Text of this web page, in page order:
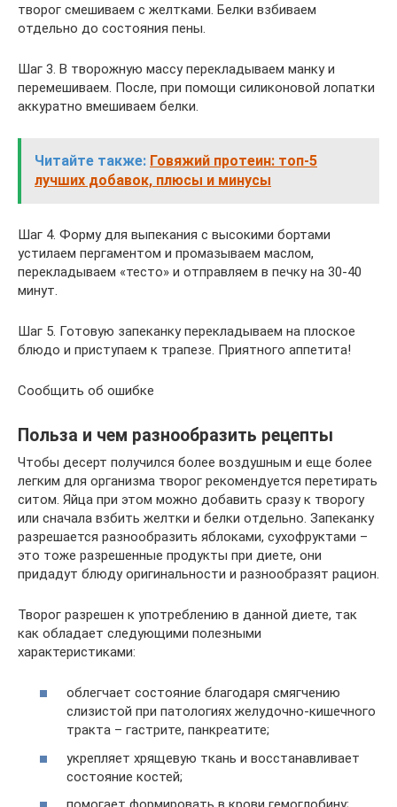
творог смешиваем с желтками. Белки взбиваем
отдельно до состояния пены.
Шаг 3. В творожную массу перекладываем манку и
перемешиваем. После, при помощи силиконовой лопатки
аккуратно вмешиваем белки.
Читайте также: Говяжий протеин: топ-5
лучших добавок, плюсы и минусы
Шаг 4. Форму для выпекания с высокими бортами
устилаем пергаментом и промазываем маслом,
перекладываем «тесто» и отправляем в печку на 30-40
минут.
Шаг 5. Готовую запеканку перекладываем на плоское
блюдо и приступаем к трапезе. Приятного аппетита!
Сообщить об ошибке
Польза и чем разнообразить рецепты
Чтобы десерт получился более воздушным и еще более
легким для организма творог рекомендуется перетирать
ситом. Яйца при этом можно добавить сразу к творогу
или сначала взбить желтки и белки отдельно. Запеканку
разрешается разнообразить яблоками, сухофруктами –
это тоже разрешенные продукты при диете, они
придадут блюду оригинальности и разнообразят рацион.
Творог разрешен к употреблению в данной диете, так
как обладает следующими полезными
характеристиками:
облегчает состояние благодаря смягчению
слизистой при патологиях желудочно-кишечного
тракта – гастрите, панкреатите;
укрепляет хрящевую ткань и восстанавливает
состояние костей;